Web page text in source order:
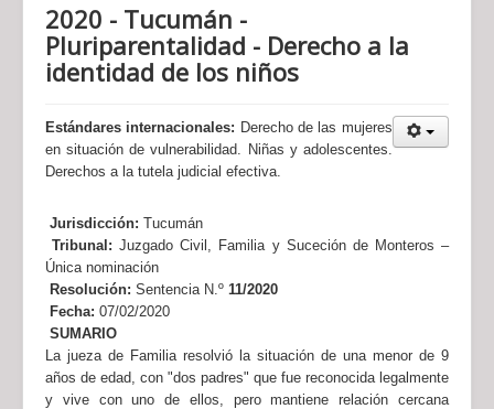
2020 - Tucumán -
Pluriparentalidad - Derecho a la
identidad de los niños
Estándares internacionales: Derecho de las mujeres
en situación de vulnerabilidad. Niñas y adolescentes.
Derechos a la tutela judicial efectiva.
Jurisdicción: Tucumán
Tribunal: Juzgado Civil, Familia y Suceción de Monteros –
Única nominación
Resolución: Sentencia N.º 11/2020
Fecha: 07/02/2020
SUMARIO
La jueza de Familia resolvió la situación de una menor de 9
años de edad, con "dos padres" que fue reconocida legalmente
y vive con uno de ellos, pero mantiene relación cercana